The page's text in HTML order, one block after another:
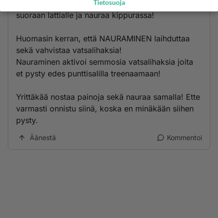
menee vatsa kipeäksi, mutta voin myös tippua
suoraan lattialle ja nauraa kippurassa!
Huomasin kerran, että NAURAMINEN laihduttaa
sekä vahvistaa vatsalihaksia!
Nauraminen aktivoi semmosia vatsalihaksia joita
et pysty edes punttisalilla treenaamaan!
Yrittäkää nostaa painoja sekä nauraa samalla! Ette
varmasti onnistu siinä, koska en minäkään siihen
pysty.
Äänestä Kommentoi
Tietosuoja